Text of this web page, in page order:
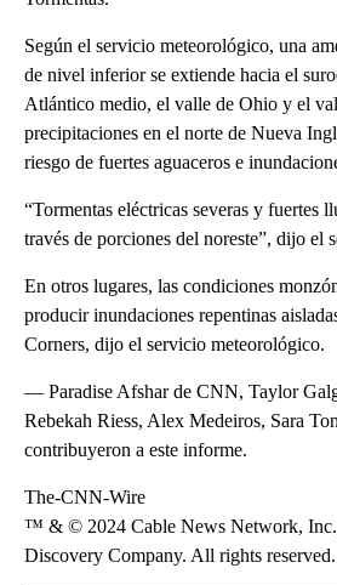
Según el servicio meteorológico, una
de nivel inferior se extiende hacia el
Atlántico medio, el valle de Ohio y el
precipitaciones en el norte de Nueva
riesgo de fuertes aguaceros e
“Tormentas eléctricas severas y fuertes
través de porciones del noreste”, dijo el
En otros lugares, las condiciones
producir inundaciones repentinas
Corners, dijo el servicio meteorológico.
— Paradise Afshar de CNN, Taylor
Rebekah Riess, Alex Medeiros, Sara
contribuyeron a este informe.
The-CNN-Wire
™ & © 2024 Cable News Network,
Discovery Company. All rights reserved.